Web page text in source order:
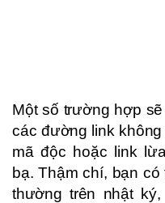
Một số trường hợp
các đường link
mã độc hoặc link
bạ. Thậm chí, bạn
thường trên nhật